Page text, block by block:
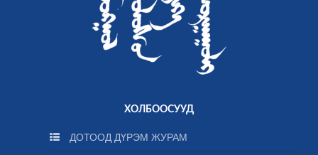
ХОЛБООСУУД
ДОТООД ДҮРЭМ ЖУРАМ